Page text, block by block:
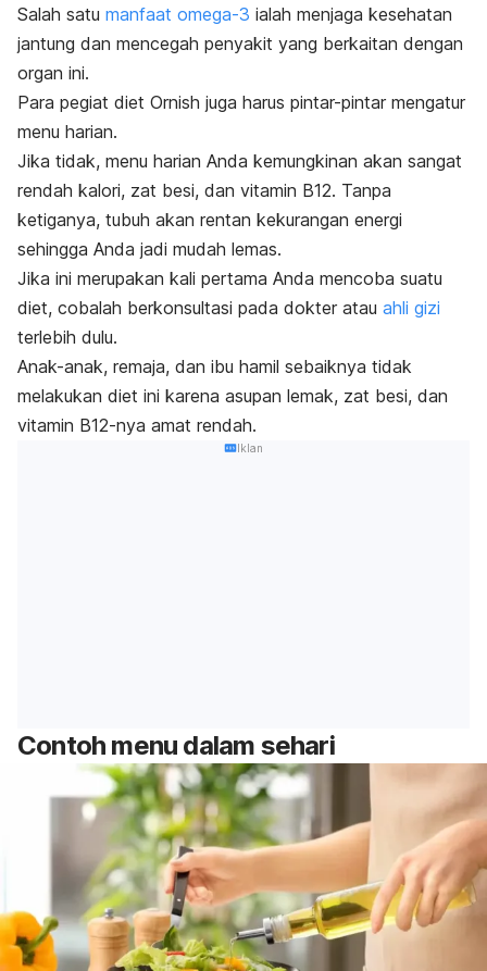
Salah satu manfaat omega-3 ialah menjaga kesehatan
jantung dan mencegah penyakit yang berkaitan dengan
organ ini.
Para pegiat diet Ornish juga harus pintar-pintar mengatur
menu harian.
Jika tidak, menu harian Anda kemungkinan akan sangat
rendah kalori, zat besi, dan vitamin B12. Tanpa
ketiganya, tubuh akan rentan kekurangan energi
sehingga Anda jadi mudah lemas.
Jika ini merupakan kali pertama Anda mencoba suatu
diet, cobalah berkonsultasi pada dokter atau ahli gizi
terlebih dulu.
Anak-anak, remaja, dan ibu hamil sebaiknya tidak
melakukan diet ini karena asupan lemak, zat besi, dan
vitamin B12-nya amat rendah.
Iklan
Contoh menu dalam sehari